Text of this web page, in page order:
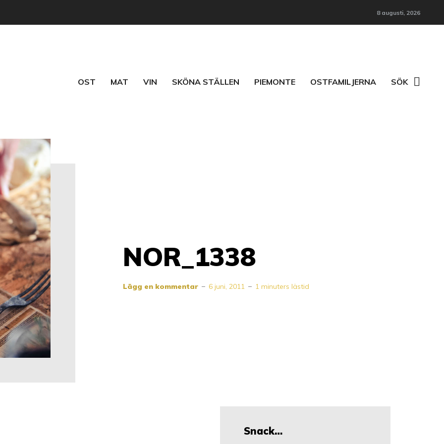
8 augusti, 2026
OST MAT VIN SKÖNA STÄLLEN PIEMONTE OSTFAMILJERNA SÖK
NOR_1338
Lägg en kommentar 6 juni, 2011 1 minuters lästid
Snack…